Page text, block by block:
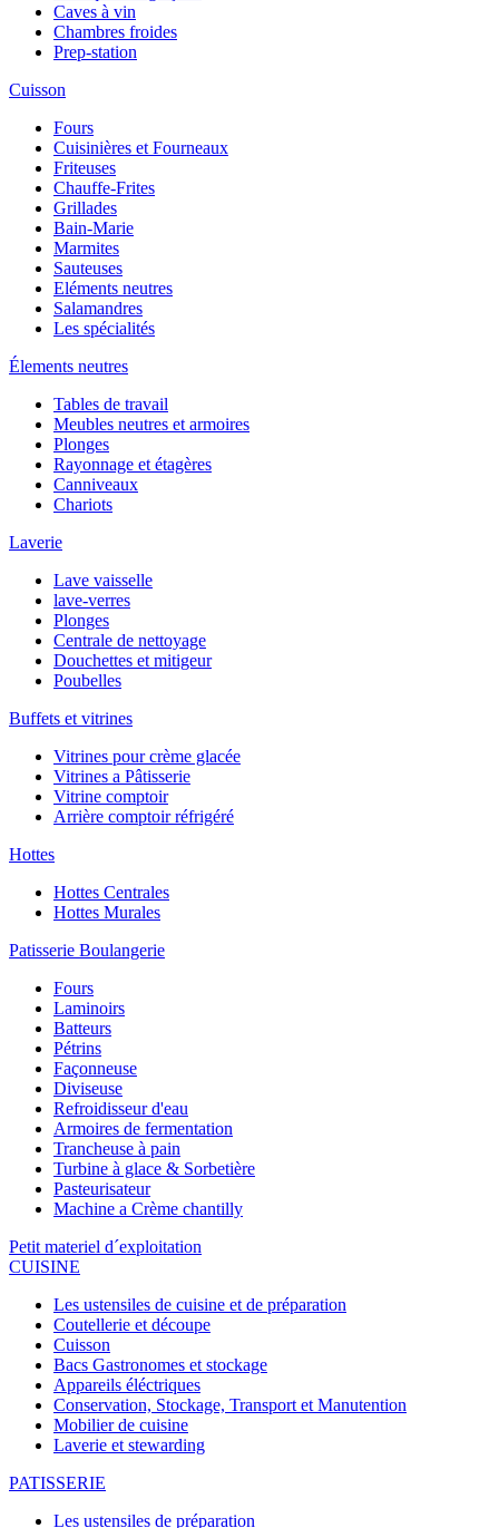
Caves à vin
Chambres froides
Prep-station
Cuisson
Fours
Cuisinières et Fourneaux
Friteuses
Chauffe-Frites
Grillades
Bain-Marie
Marmites
Sauteuses
Eléments neutres
Salamandres
Les spécialités
Élements neutres
Tables de travail
Meubles neutres et armoires
Plonges
Rayonnage et étagères
Canniveaux
Chariots
Laverie
Lave vaisselle
lave-verres
Plonges
Centrale de nettoyage
Douchettes et mitigeur
Poubelles
Buffets et vitrines
Vitrines pour crème glacée
Vitrines a Pâtisserie
Vitrine comptoir
Arrière comptoir réfrigéré
Hottes
Hottes Centrales
Hottes Murales
Patisserie Boulangerie
Fours
Laminoirs
Batteurs
Pétrins
Façonneuse
Diviseuse
Refroidisseur d'eau
Armoires de fermentation
Trancheuse à pain
Turbine à glace & Sorbetière
Pasteurisateur
Machine a Crème chantilly
Petit materiel d´exploitation
CUISINE
Les ustensiles de cuisine et de préparation
Coutellerie et découpe
Cuisson
Bacs Gastronomes et stockage
Appareils éléctriques
Conservation, Stockage, Transport et Manutention
Mobilier de cuisine
Laverie et stewarding
PATISSERIE
Les ustensiles de préparation